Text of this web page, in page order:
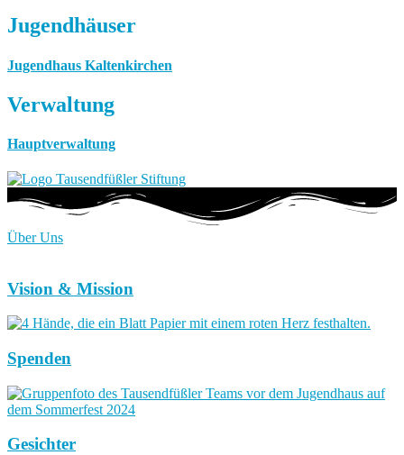
Jugendhäuser
Jugendhaus Kaltenkirchen
Verwaltung
Hauptverwaltung
Über Uns
Vision & Mission
Spenden
Gesichter